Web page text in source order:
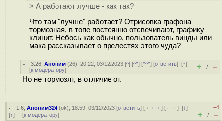
> А работают лучше - как так?
Что там "лучше" работает? Отрисовка графона
тормозная, в топе постоянно отсвечивают, графику
клинит. Небось как обычно, пользователь винды или
мака рассказывает о прелестях этого чуда?
3.26 ,Аноним (26), 20:22, 03/12/2023 [^] [^^] [^^^] [ответить][↑]
[к модератору] + / –
Но не тормозят, в отличие от.
1.6 ,Аноним324 (ok), 18:59, 03/12/2023 [ответить] [ ﹢﹢﹢] [ · · ·][↓]
[↑] [к модератору]
–4
+ / –